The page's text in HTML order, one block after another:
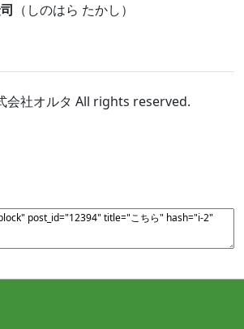
（しのはら たかし）
会社オルタ All rights reserved.